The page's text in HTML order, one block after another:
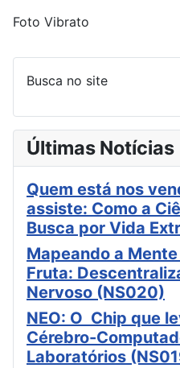
Foto Vibrato
Busca no site
Últimas Notícias
Quem está nos
assiste: Como a
Busca por Vida
Mapeando a
Fruta:
Nervoso (NS020)
NEO: O Chip que
Cérebro-
Laboratórios